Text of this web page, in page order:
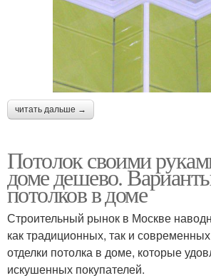
читать дальше →
Потолок своими
доме дешево.
потолков в доме
Строительный рынок в Москве
как традиционных, так и
отделки потолка в доме, которые
искушенных покупателей.